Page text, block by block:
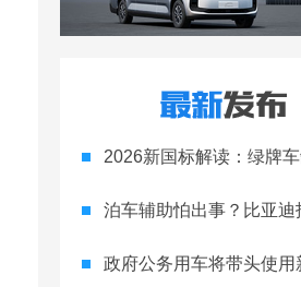
2026新国标解读：绿牌车缺这三个数，1.5万购置税优惠直
泊车辅助怕出事？比亚迪
政府公务用车将带头使用新能源汽车 特定场景